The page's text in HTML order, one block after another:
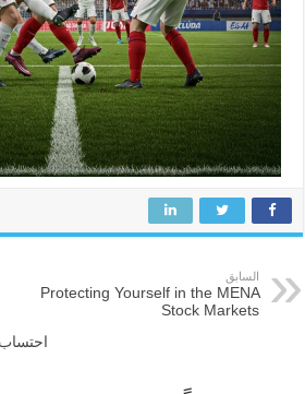
السابق
Protecting Yourself in the MENA
Stock Markets
احتساب